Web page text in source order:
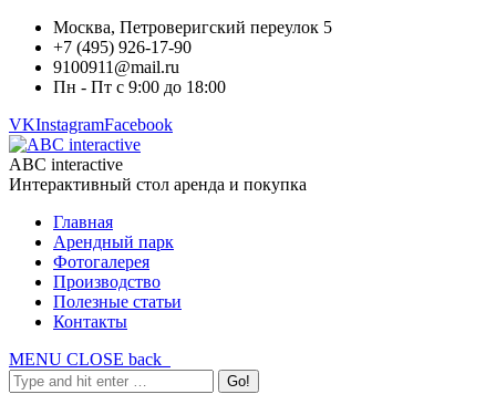
Москва, Петроверигский переулок 5
+7 (495) 926-17-90
9100911@mail.ru
Пн - Пт с 9:00 до 18:00
VKInstagramFacebook
ABC interactive
Интерактивный стол аренда и покупка
Главная
Арендный парк
Фотогалерея
Производство
Полезные статьи
Контакты
MENU CLOSE back